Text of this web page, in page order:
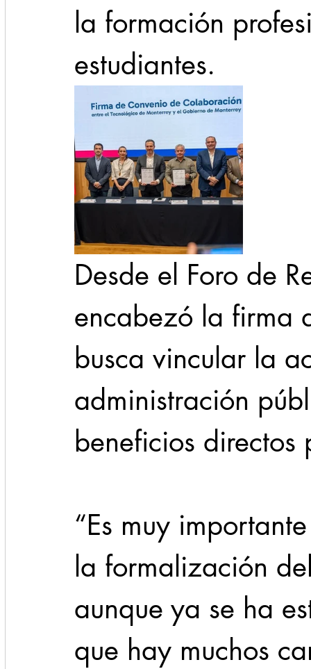
la formación
estudiantes.
Desde el Foro de
encabezó la firma
busca vincular la
administración
beneficios
“Es muy
la formalización
aunque ya se ha
que hay muchos